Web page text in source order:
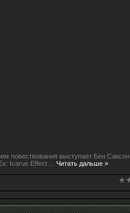
повествования выступает Бен Саксон,
Icarus Effect
Читать дальше »